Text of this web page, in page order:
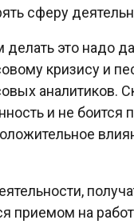
сферу
делать это надо
кризису и
аналитиков.
и не
приемом на